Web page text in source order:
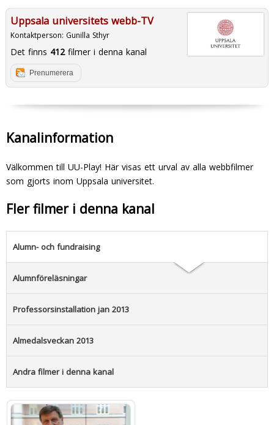
Uppsala universitets webb-TV
Kontaktperson: Gunilla Sthyr
Det finns 412filmer i denna kanal
Prenumerera
Kanalinformation
Välkommen till UU-Play! Här visas ett urval av alla webbfilmer
som gjorts inom Uppsala universitet.
Fler filmer i denna kanal
Alumn- och fundraising
Alumnföreläsningar
Professorsinstallation jan 2013
Almedalsveckan 2013
Andra filmer i denna kanal